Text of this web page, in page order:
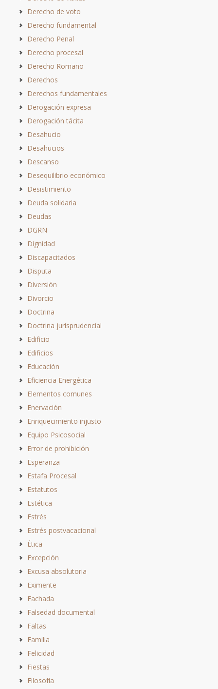
Derecho de voto
Derecho fundamental
Derecho Penal
Derecho procesal
Derecho Romano
Derechos
Derechos fundamentales
Derogación expresa
Derogación tácita
Desahucio
Desahucios
Descanso
Desequilibrio económico
Desistimiento
Deuda solidaria
Deudas
DGRN
Dignidad
Discapacitados
Disputa
Diversión
Divorcio
Doctrina
Doctrina jurisprudencial
Edificio
Edificios
Educación
Eficiencia Energética
Elementos comunes
Enervación
Enriquecimiento injusto
Equipo Psicosocial
Error de prohibición
Esperanza
Estafa Procesal
Estatutos
Estética
Estrés
Estrés postvacacional
Ética
Excepción
Excusa absolutoria
Eximente
Fachada
Falsedad documental
Faltas
Familia
Felicidad
Fiestas
Filosofía